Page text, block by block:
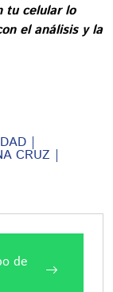
tu celular lo
el análisis y la
CRUZ
de